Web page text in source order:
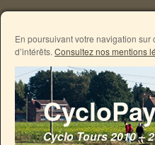
En poursuivant votre navigation
d’intérêts. Consultez nos mentions
Cyclo Tours 2010 –